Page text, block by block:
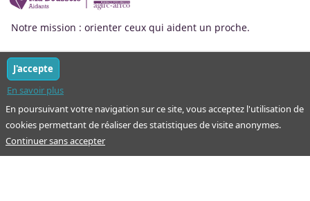
Notre mission : orienter ceux qui aident un proche.
Nos pages
Guide
Articles - Ma vie d'aidant
Aides financières et congés
À propos
Espace partenaire
Qui sommes-nous ?
En poursuivant votre navigation sur ce site, vous acceptez l'utilisation de
cookies permettant de réaliser des statistiques de visite anonymes.
En savoir plus
J'accepte
Continuer sans accepter